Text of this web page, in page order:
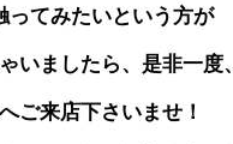
ってみたいという方が
いましたら、是非一度、
ご来店下さいませ！